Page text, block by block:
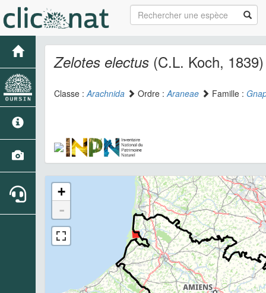
Zelotes electus (C.L. Koch, 1839)
Classe :Arachnida Ordre :Araneae Famille :
+
-